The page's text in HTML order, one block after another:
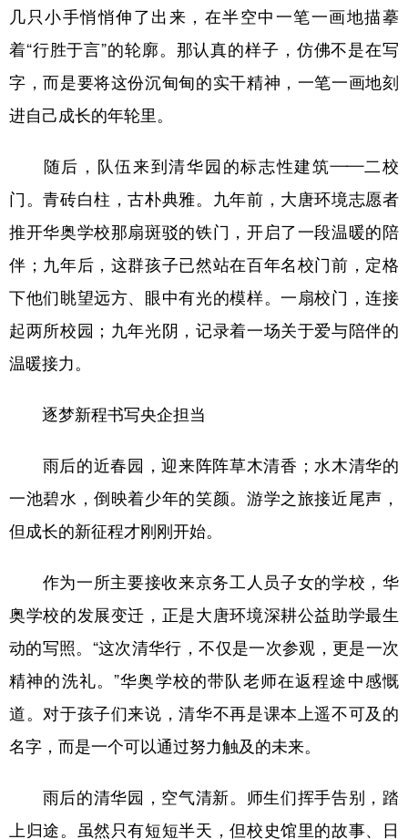
几只小手悄悄伸了出来，在半空中一笔一画地描摹
着“行胜于言”的轮廓。那认真的样子，仿佛不是在写
字，而是要将这份沉甸甸的实干精神，一笔一画地刻
进自己成长的年轮里。
随后，队伍来到清华园的标志性建筑——二校
门。青砖白柱，古朴典雅。九年前，大唐环境志愿者
推开华奥学校那扇斑驳的铁门，开启了一段温暖的陪
伴；九年后，这群孩子已然站在百年名校门前，定格
下他们眺望远方、眼中有光的模样。一扇校门，连接
起两所校园；九年光阴，记录着一场关于爱与陪伴的
温暖接力。
逐梦新程书写央企担当
雨后的近春园，迎来阵阵草木清香；水木清华的
一池碧水，倒映着少年的笑颜。游学之旅接近尾声，
但成长的新征程才刚刚开始。
作为一所主要接收来京务工人员子女的学校，华
奥学校的发展变迁，正是大唐环境深耕公益助学最生
动的写照。“这次清华行，不仅是一次参观，更是一次
精神的洗礼。”华奥学校的带队老师在返程途中感慨
道。对于孩子们来说，清华不再是课本上遥不可及的
名字，而是一个可以通过努力触及的未来。
雨后的清华园，空气清新。师生们挥手告别，踏
上归途。虽然只有短短半天，但校史馆里的故事、日